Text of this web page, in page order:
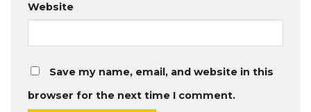
Website
Save my name, email, and website in this
browser for the next time I comment.